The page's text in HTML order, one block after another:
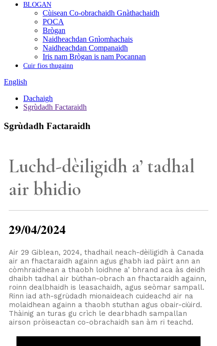
BLOGAN
Cùisean Co-obrachaidh Gnàthachaidh
POCA
Brògan
Naidheachdan Gnìomhachais
Naidheachdan Companaidh
Iris nam Brògan is nam Pocannan
Cuir fios thugainn
English
Dachaigh
Sgrùdadh Factaraidh
Sgrùdadh Factaraidh
Luchd-dèiligidh a’ tadhal
air bhidio
29/04/2024
Air 29 Giblean, 2024, thadhail neach-dèiligidh à Canada
air an fhactaraidh againn agus ghabh iad pàirt ann an
còmhraidhean a thaobh loidhne a’ bhrand aca às deidh
dhaibh tadhal air bùthan-obrach an fhactaraidh againn,
roinn dealbhaidh is leasachaidh, agus seòmar sampall.
Rinn iad ath-sgrùdadh mionaideach cuideachd air na
molaidhean againn a thaobh stuthan agus obair-ciùird.
Thàinig an turas gu crìch le dearbhadh sampallan
airson pròiseactan co-obrachaidh san àm ri teachd.